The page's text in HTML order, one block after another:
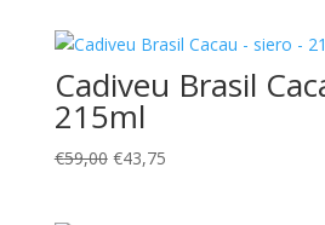
Cadiveu Brasil
215ml
€59,00 Il
€43,75Il